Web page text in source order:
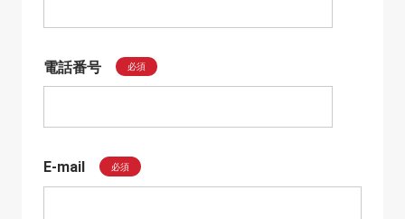
電話番号 必須
E-mail 必須